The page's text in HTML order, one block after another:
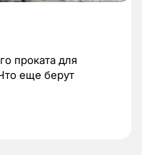
проката для
еще берут